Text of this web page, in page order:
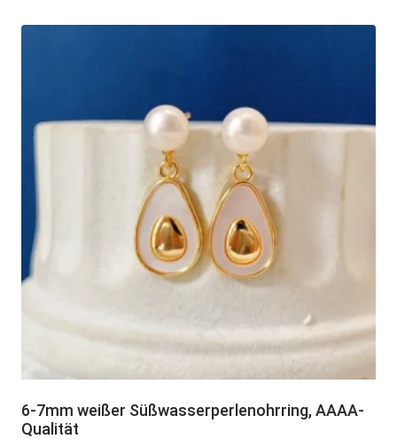
6-7mm weißer Süßwasserperlenohrring, AAAA-
Qualität